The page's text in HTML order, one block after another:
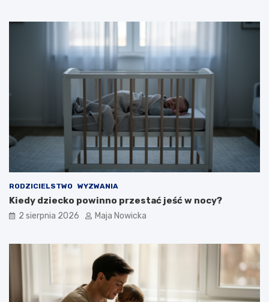
RODZICIELSTWO WYZWANIA
Kiedy dziecko powinno przestać jeść w nocy?
2 sierpnia 2026 Maja Nowicka